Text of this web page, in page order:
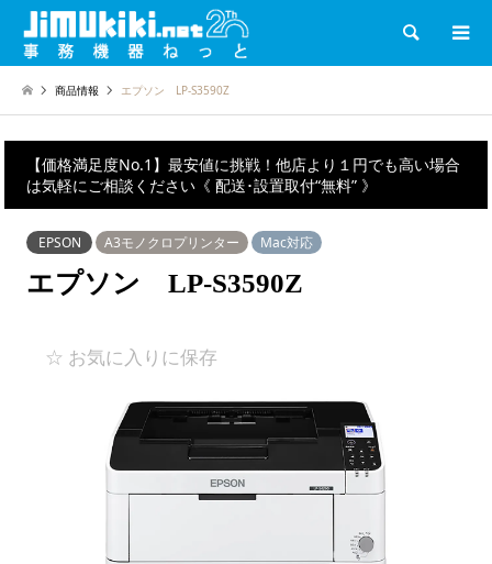
検索
商品情報 エプソン LP-S3590Z
【価格満足度No.1】最安値に挑戦！他店より１円でも高い場合
は気軽にご相談ください《 配送･設置取付“無料” 》
EPSON A3モノクロプリンター Mac対応
エプソン LP-S3590Z
☆ お気に入りに保存